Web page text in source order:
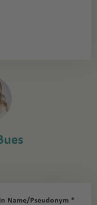
Name/Pseudonym *